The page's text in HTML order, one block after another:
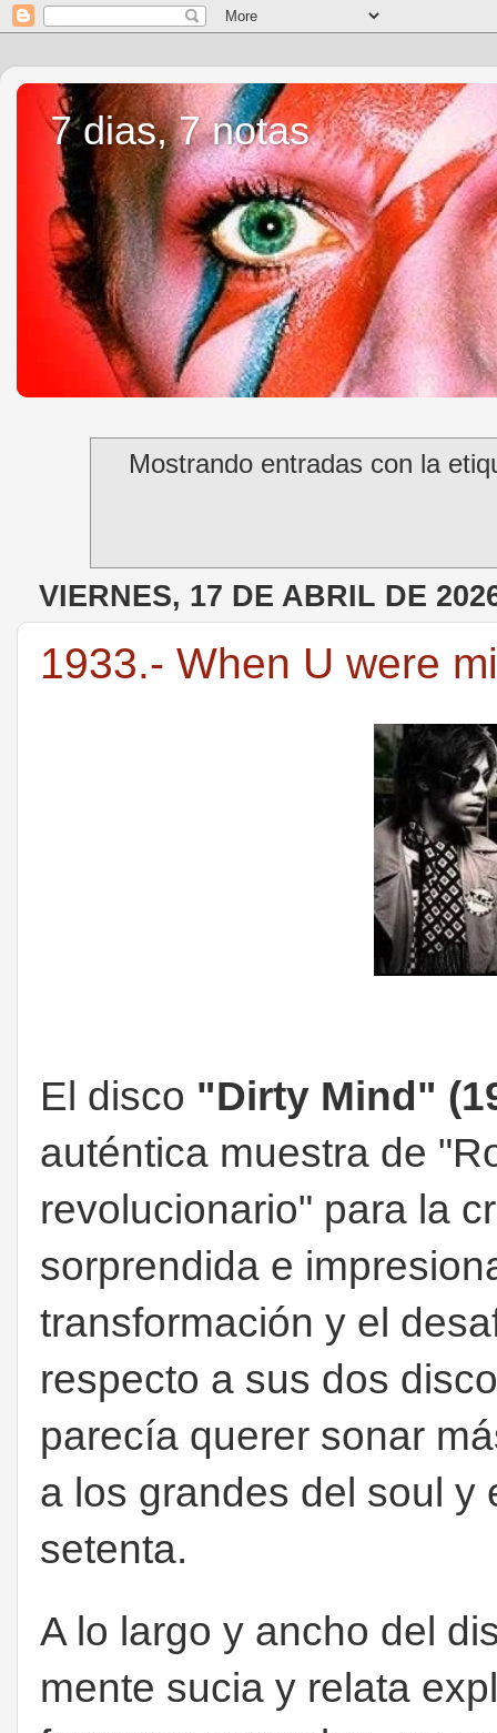
7 dias, 7 notas
Mostrando entradas con la
VIERNES, 17 DE ABRIL DE
1933.- When U were
El disco "Dirty Mind"
auténtica muestra de
revolucionario" para la
sorprendida e
transformación y el
respecto a sus dos
parecía querer sonar
a los grandes del soul y
setenta.
A lo largo y ancho del
mente sucia y relata